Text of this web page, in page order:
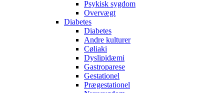
Psykisk sygdom
Overvægt
Diabetes
Diabetes
Andre kulturer
Cøliaki
Dyslipidæmi
Gastroparese
Gestationel
Prægestationel